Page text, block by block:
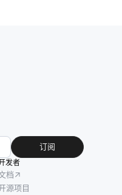
订阅
发者
档
源项目